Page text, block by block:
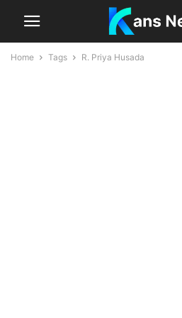
Home Tags R. Priya Husada